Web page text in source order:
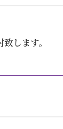
します。